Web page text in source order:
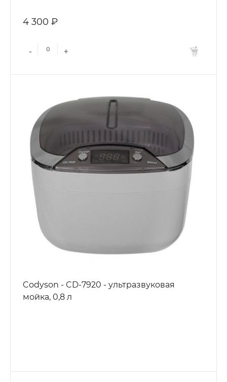
4 300 ₽
- +
Codyson - CD-7920 - ультразвуковая
мойка, 0,8 л